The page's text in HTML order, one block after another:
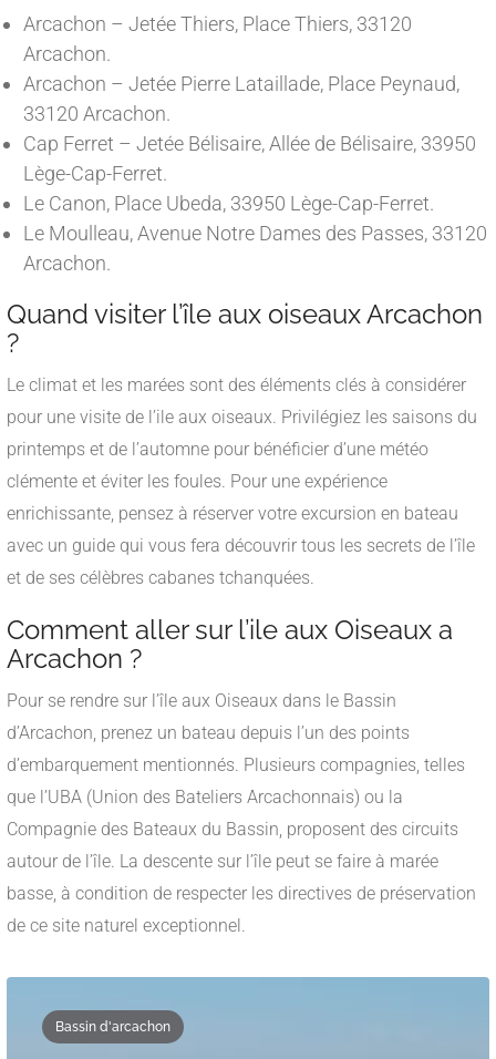
Arcachon – Jetée Thiers, Place Thiers, 33120
Arcachon.
Arcachon – Jetée Pierre Lataillade, Place Peynaud,
33120 Arcachon.
Cap Ferret – Jetée Bélisaire, Allée de Bélisaire, 33950
Lège-Cap-Ferret.
Le Canon, Place Ubeda, 33950 Lège-Cap-Ferret.
Le Moulleau, Avenue Notre Dames des Passes, 33120
Arcachon.
Quand visiter l’île aux oiseaux Arcachon
?
Le climat et les marées sont des éléments clés à considérer
pour une visite de l’ile aux oiseaux. Privilégiez les saisons du
printemps et de l’automne pour bénéficier d’une météo
clémente et éviter les foules. Pour une expérience
enrichissante, pensez à réserver votre excursion en bateau
avec un guide qui vous fera découvrir tous les secrets de l’île
et de ses célèbres cabanes tchanquées.
Comment aller sur l’ile aux Oiseaux a
Arcachon ?
Pour se rendre sur l’île aux Oiseaux dans le Bassin
d’Arcachon, prenez un bateau depuis l’un des points
d’embarquement mentionnés. Plusieurs compagnies, telles
que l’UBA (Union des Bateliers Arcachonnais) ou la
Compagnie des Bateaux du Bassin, proposent des circuits
autour de l’île. La descente sur l’île peut se faire à marée
basse, à condition de respecter les directives de préservation
de ce site naturel exceptionnel.
Bassin d'arcachon